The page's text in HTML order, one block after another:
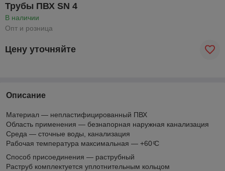
Трубы ПВХ SN 4
В наличии
Опт и розница
Цену уточняйте
Описание
Материал — непластифицированный ПВХ
Область применения — безнапорная наружная канализация
Среда — сточные воды, канализация
Рабочая температура максимальная — +60 ͦС
Способ присоединения — раструбный
Раструб комплектуется уплотнительным кольцом